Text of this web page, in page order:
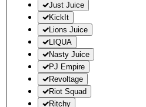
Just Juice
KickIt
Lions Juice
LIQUA
Nasty Juice
PJ Empire
Revoltage
Riot Squad
Ritchy